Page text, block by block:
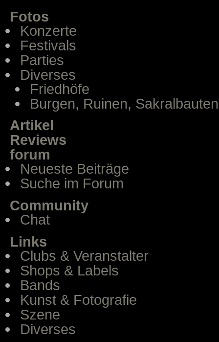
Fotos
Konzerte
Festivals
Parties
Diverses
Friedhöfe
Burgen, Ruinen, Sakralbauten
Artikel
Reviews
forum
Neueste Beiträge
Suche im Forum
Community
Chat
Links
Clubs & Veranstalter
Shops & Labels
Bands
Kunst & Fotografie
Szene
Diverses